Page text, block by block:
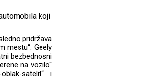
pridržava
mestu“. Geely
bezbednosni
na vozilo“
satelit“ i